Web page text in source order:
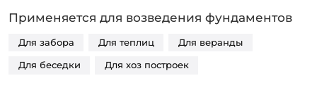
Применяется для возведения фундаментов
Для забора Для теплиц Для веранды
Для беседки Для хоз построек